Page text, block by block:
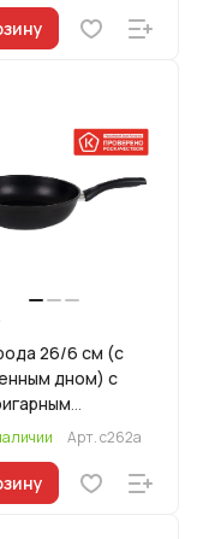
26/6 см (с
дном) с
с ручкой
Арт.с262а